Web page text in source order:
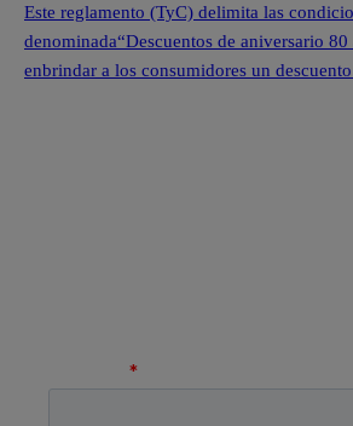
Este reglamento (TyC) delimita las
denominada“Descuentos de aniversario
enbrindar a los consumidores un